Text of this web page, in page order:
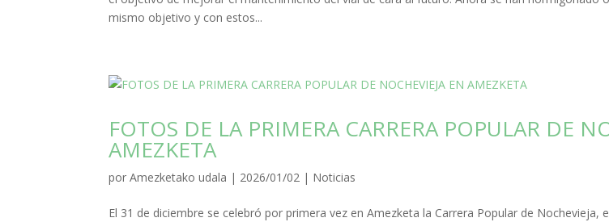
mismo objetivo y con estos...
FOTOS DE LA PRIMERA CARRERA POPULAR DE
AMEZKETA
porAmezketako udala | 2026/01/02 | Noticias
El 31 de diciembre se celebró por primera vez en Amezketa la Carrera Popular de Nochevieja,